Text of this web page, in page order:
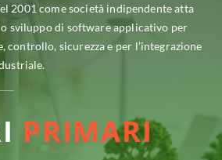
2001 come società indipendente atta
sviluppo di software applicativo per
controllo, sicurezza e per l’integrazione
PRIMARI